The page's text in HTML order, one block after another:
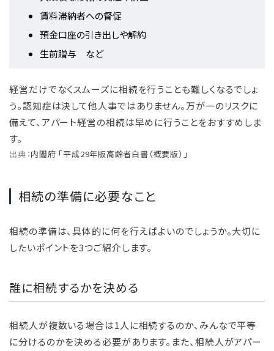
賃料滞納者への督促
預金口座の引き出しや解約
生前贈与 など
経営だけでなくスムーズに相続を行うことも難しくなるでしょ
う。認知症は決して他人事ではありません。万が一のリスクに
備えて、アパート経営の相続は早めに行うことをおすすめしま
す。
出典：内閣府 「平成29年版高齢者白書（概要版）」
相続の準備に必要なこと
相続の準備は、具体的に何を行えばよいのでしょうか。大切に
したいポイントを3つご紹介します。
誰に相続するかを決める
相続人が複数いる場合は1人に相続するのか、みんなで平等
に分けるのかを決める必要があります。また、相続人がアパー